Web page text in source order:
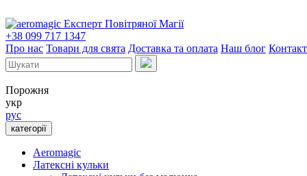
Експерт Повітряної Магії
+38 099 717 1347
Про нас Товари для свята Доставка та оплата Наш блог
Порожня
укр
рус
категорії
Aeromagic
Латексні кульки